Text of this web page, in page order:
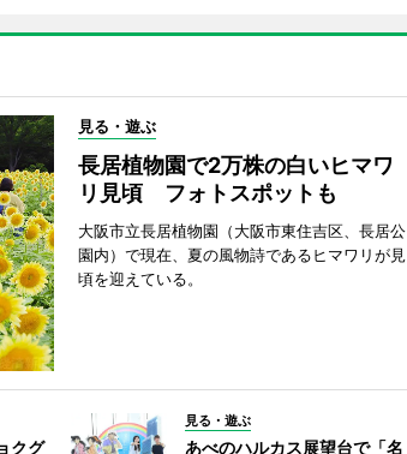
見る・遊ぶ
長居植物園で2万株の白いヒマワ
リ見頃 フォトスポットも
大阪市立長居植物園（大阪市東住吉区、長居公
園内）で現在、夏の風物詩であるヒマワリが見
頃を迎えている。
クグ
見る・遊ぶ
あべのハルカス展望台で「名